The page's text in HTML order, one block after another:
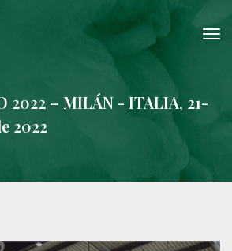
2022 – MILÁN - ITALIA, 21-
2022